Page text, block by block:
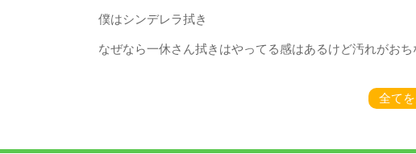
僕はシンデレラ拭き
なぜなら一休さん拭きはやってる感はあるけど汚れがおち
全て